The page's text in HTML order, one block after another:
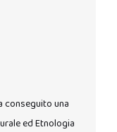
conseguito una
ed Etnologia